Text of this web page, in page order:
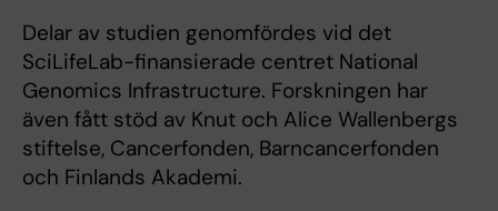
Delar av studien genomfördes vid det
SciLifeLab-finansierade centret National
Genomics Infrastructure. Forskningen har
även fått stöd av Knut och Alice Wallenbergs
stiftelse, Cancerfonden, Barncancerfonden
och Finlands Akademi.